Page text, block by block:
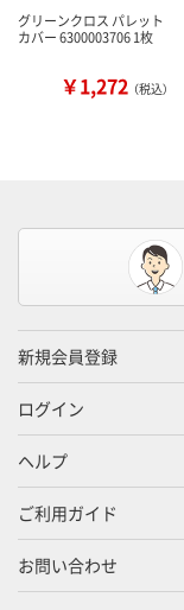
グリーンクロス パレット
カバー 6300003706 1枚
￥1,272 （税込）
新規会員登録
ログイン
ヘルプ
ご利用ガイド
お問い合わせ